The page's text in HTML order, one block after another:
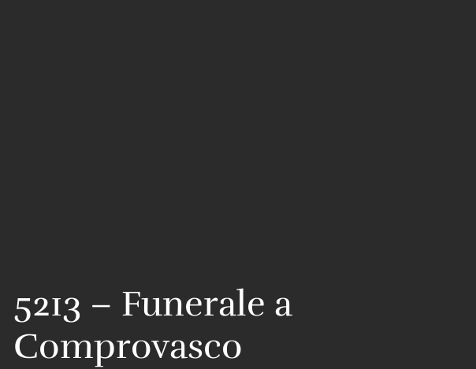
5213 – Funerale a
Comprovasco